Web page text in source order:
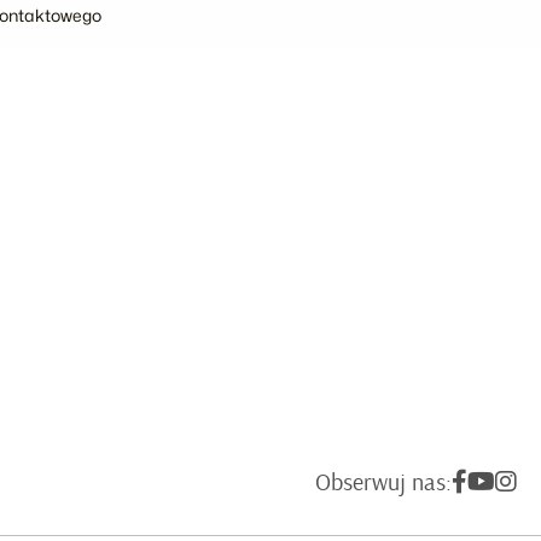
Obserwuj nas: